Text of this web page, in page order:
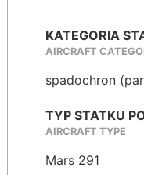
KATEGORIA
AIRCRAFT
spadochron
TYP STATKU
AIRCRAFT TYPE
Mars 291